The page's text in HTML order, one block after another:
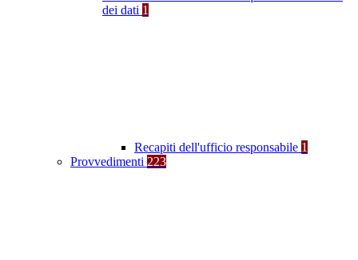
dei dati 1
Recapiti dell'ufficio responsabile 1
Provvedimenti 223